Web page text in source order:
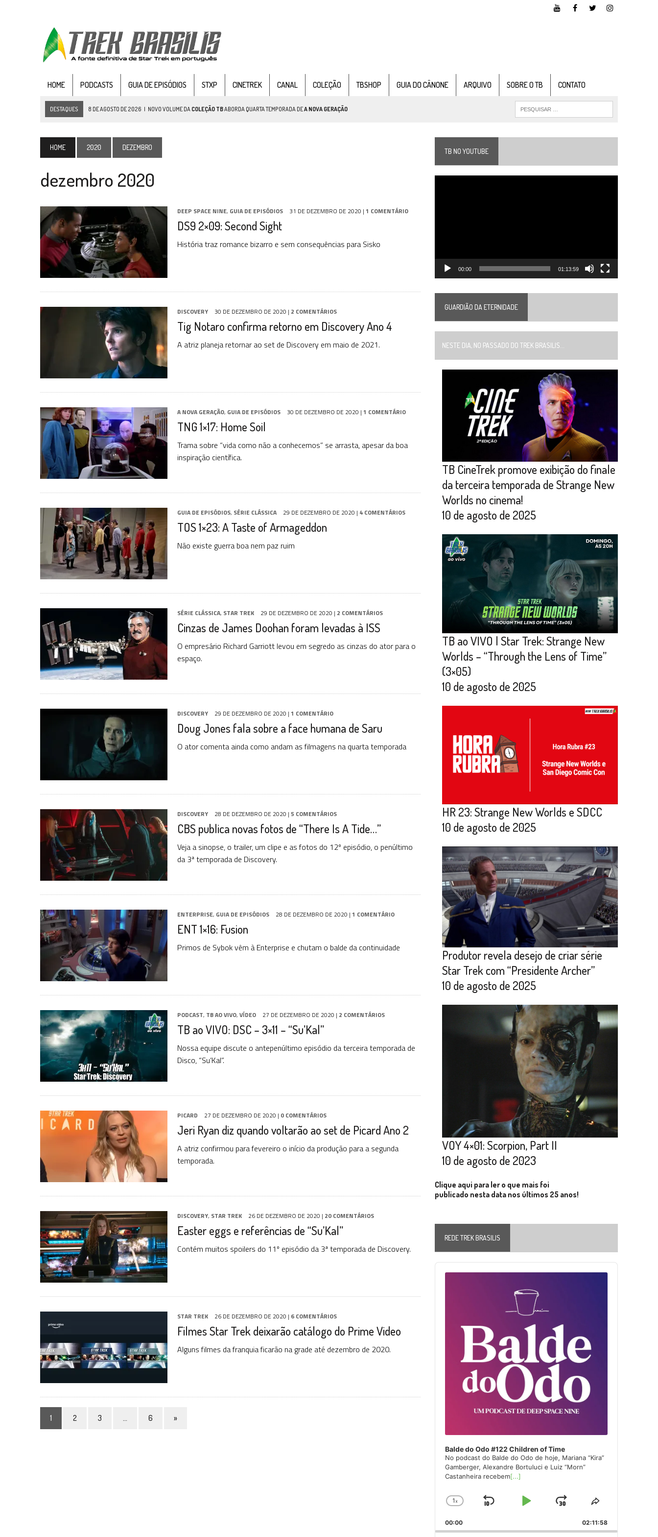
HOME PODCASTS GUIA DE EPISÓDIOS STXP CINETREK CANAL COLEÇÃO TBSHOP GUIA DO CÂNONE ARQUIVO SOBRE O TB CONTATO
DESTAQUES 8 DE AGOSTO DE 2026 | NOVO VOLUME DA COLEÇÃO TBABORDA QUARTA TEMPORADA DEA NOVA GERAÇÃO
6 DE AGOSTO DE 2026 | NOVA TEMPORADA DE
5 DE AGOSTO DE 2026 BALDE DO ODO #122 CHILDREN OF TIME
3 DE AGOSTO DE 2026 | VEJA FOTOS DO TERCEIRO EPISÓDIO DA 4ª TEMPORADA DE STRANGE NEW WORDS
3 DE AGOSTO DE 2026 | PARAMOUNT E CBS DERRUBAM NOVO VÍDEO DO FILME DE FÃS AXANAR HORAS APÓS ESTREIA
2 DE AGOSTO DE 2026 | TB AO VIVO | STAR TREK: STRANGE NEW WORLDS – “THE GRIFFIN INCIDENT” (4×02)
9 DE AGOSTO DE 2026 CARIOCA TREKKER CELEBRA 60 ANOS DE STAR TREK NO PLANETÁRIO DO RIO
HOME 2020 DEZEMBRO
dezembro 2020
DEEP SPACE NINE, GUIA DE EPISÓDIOS 31 DE DEZEMBRO DE 2020 | 1 COMENTÁRIO
DS9 2×09: Second Sight
História traz romance bizarro e sem consequências para Sisko
DISCOVERY 30 DE DEZEMBRO DE 2020 | 2 COMENTÁRIOS
Tig Notaro confirma retorno em Discovery Ano 4
A atriz planeja retornar ao set de Discovery em maio de 2021.
A NOVA GERAÇÃO, GUIA DE EPISÓDIOS 30 DE DEZEMBRO DE 2020 | 1 COMENTÁRIO
TNG 1×17: Home Soil
Trama sobre “vida como não a conhecemos” se arrasta, apesar da boa
inspiração científica.
GUIA DE EPISÓDIOS, SÉRIE CLÁSSICA 29 DE DEZEMBRO DE 2020 | 4 COMENTÁRIOS
TOS 1×23: A Taste of Armageddon
Não existe guerra boa nem paz ruim
SÉRIE CLÁSSICA, STAR TREK 29 DE DEZEMBRO DE 2020 | 2 COMENTÁRIOS
Cinzas de James Doohan foram levadas à ISS
O empresário Richard Garriott levou em segredo as cinzas do ator para o
espaço.
DISCOVERY 29 DE DEZEMBRO DE 2020 | 1 COMENTÁRIO
Doug Jones fala sobre a face humana de Saru
O ator comenta ainda como andam as filmagens na quarta temporada
DISCOVERY 28 DE DEZEMBRO DE 2020 | 5 COMENTÁRIOS
CBS publica novas fotos de “There Is A Tide…”
Veja a sinopse, o trailer, um clipe e as fotos do 12º episódio, o penúltimo
da 3ª temporada de Discovery.
ENTERPRISE, GUIA DE EPISÓDIOS 28 DE DEZEMBRO DE 2020 | 1 COMENTÁRIO
ENT 1×16: Fusion
Primos de Sybok vêm à Enterprise e chutam o balde da continuidade
PODCAST, TB AO VIVO, VÍDEO 27 DE DEZEMBRO DE 2020 | 2 COMENTÁRIOS
TB ao VIVO: DSC – 3×11 – “Su’Kal”
Nossa equipe discute o antepenúltimo episódio da terceira temporada de
Disco, “Su’Kal”.
PICARD 27 DE DEZEMBRO DE 2020 | 0 COMENTÁRIOS
Jeri Ryan diz quando voltarão ao set de Picard Ano 2
A atriz confirmou para fevereiro o início da produção para a segunda
temporada.
DISCOVERY, STAR TREK 26 DE DEZEMBRO DE 2020 | 20 COMENTÁRIOS
Easter eggs e referências de “Su’Kal”
Contém muitos spoilers do 11º episódio da 3ª temporada de Discovery.
STAR TREK 26 DE DEZEMBRO DE 2020 | 6 COMENTÁRIOS
Filmes Star Trek deixarão catálogo do Prime Video
Alguns filmes da franquia ficarão na grade até dezembro de 2020.
1 2 3 … 6 »
TB NO YOUTUBE
00:00 01:13:59
GUARDIÃO DA ETERNIDADE
NESTE DIA, NO PASSADO DO TREK BRASILIS...
TB CineTrek promove exibição do finale
da terceira temporada de Strange New
Worlds no cinema!
10 de agosto de 2025
TB ao VIVO | Star Trek: Strange New
Worlds – “Through the Lens of Time”
(3×05)
10 de agosto de 2025
HR 23: Strange New Worlds e SDCC
10 de agosto de 2025
Produtor revela desejo de criar série
Star Trek com “Presidente Archer”
10 de agosto de 2025
VOY 4×01: Scorpion, Part II
10 de agosto de 2023
Clique aqui para ler o que mais foi
publicado nesta data nos últimos 25 anos!
REDE TREK BRASILIS
Audio
Player
Balde do Odo #122 Children of Time
No podcast do Balde do Odo de hoje, Mariana “Kira”
Gamberger, Alexandre Bortuluci e Luiz “Morn”
Castanheira recebem[...]
Change
Rate
1x
Skip
Play
Jump
Forward
Share
Episode
00:00 02:11:58